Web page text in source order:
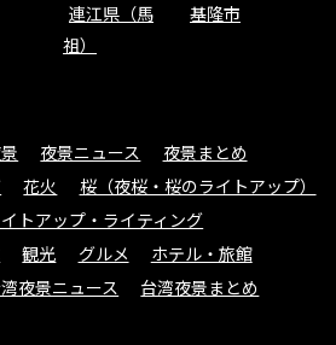
連江県（馬
祖）
基隆市
夜景ニュース
夜景まとめ
花火
桜（夜桜・桜のライトアップ）
トアップ・ライティング
観光 グルメ
ホテル・旅館
夜景ニュース 台湾夜景まとめ